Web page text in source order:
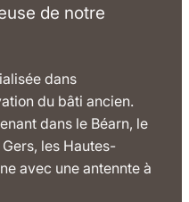
de notre
dans
du bâti ancien.
dans le Béarn, le
les Hautes-
avec une antennte à